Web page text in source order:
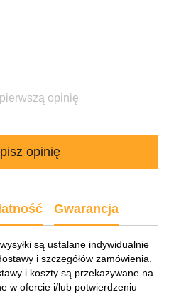
opinię
opinię
Gwarancja
są ustalane indywidualnie
i szczegółów zamówienia.
i koszty są przekazywane na
w ofercie i/lub potwierdzeniu